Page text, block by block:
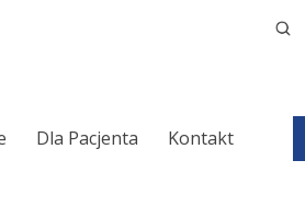
Dla Pacjenta Kontakt